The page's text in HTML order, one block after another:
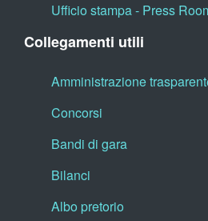
Ufficio stampa - Press
Collegamenti utili
Amministrazione
Concorsi
Bandi di gara
Bilanci
Albo pretorio